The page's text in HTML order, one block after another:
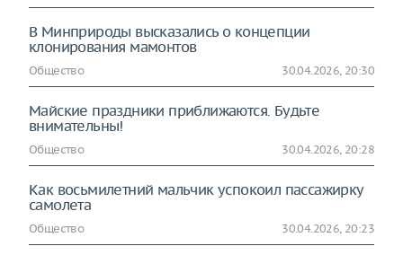
В Минприроды высказались о концепции
клонирования мамонтов
Общество 30.04.2026, 20:30
Майские праздники приближаются. Будьте
внимательны!
Общество 30.04.2026, 20:28
Как восьмилетний мальчик успокоил пассажирку
самолета
Общество 30.04.2026, 20:23